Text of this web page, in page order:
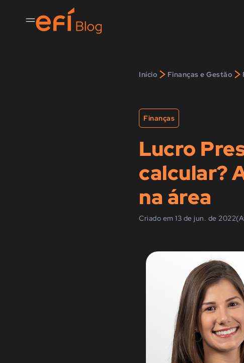
Início > Finanças e Gestão >
Finanças
Lucro
calcular?
na área
Criado em 13 de jun. de 2022